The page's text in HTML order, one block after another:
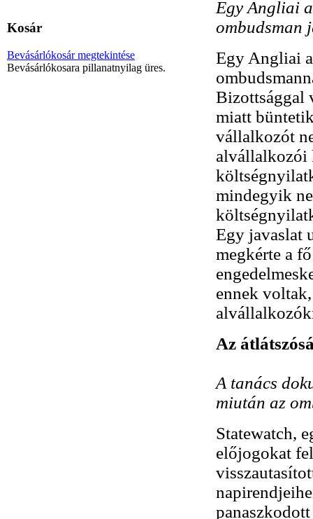
Kosár
Bevásárlókosár megtekintése
Bevásárlókosara pillanatnyilag üres.
Egy Angliai
ombudsman
Egy Angliai
Bizottsággal
miatt
vállalkozót
alvállalkozói
mindegyik
Egy javaslat
megkérte a
ennek
Az
A tanács
miután az
Statewatch,
előjogokat